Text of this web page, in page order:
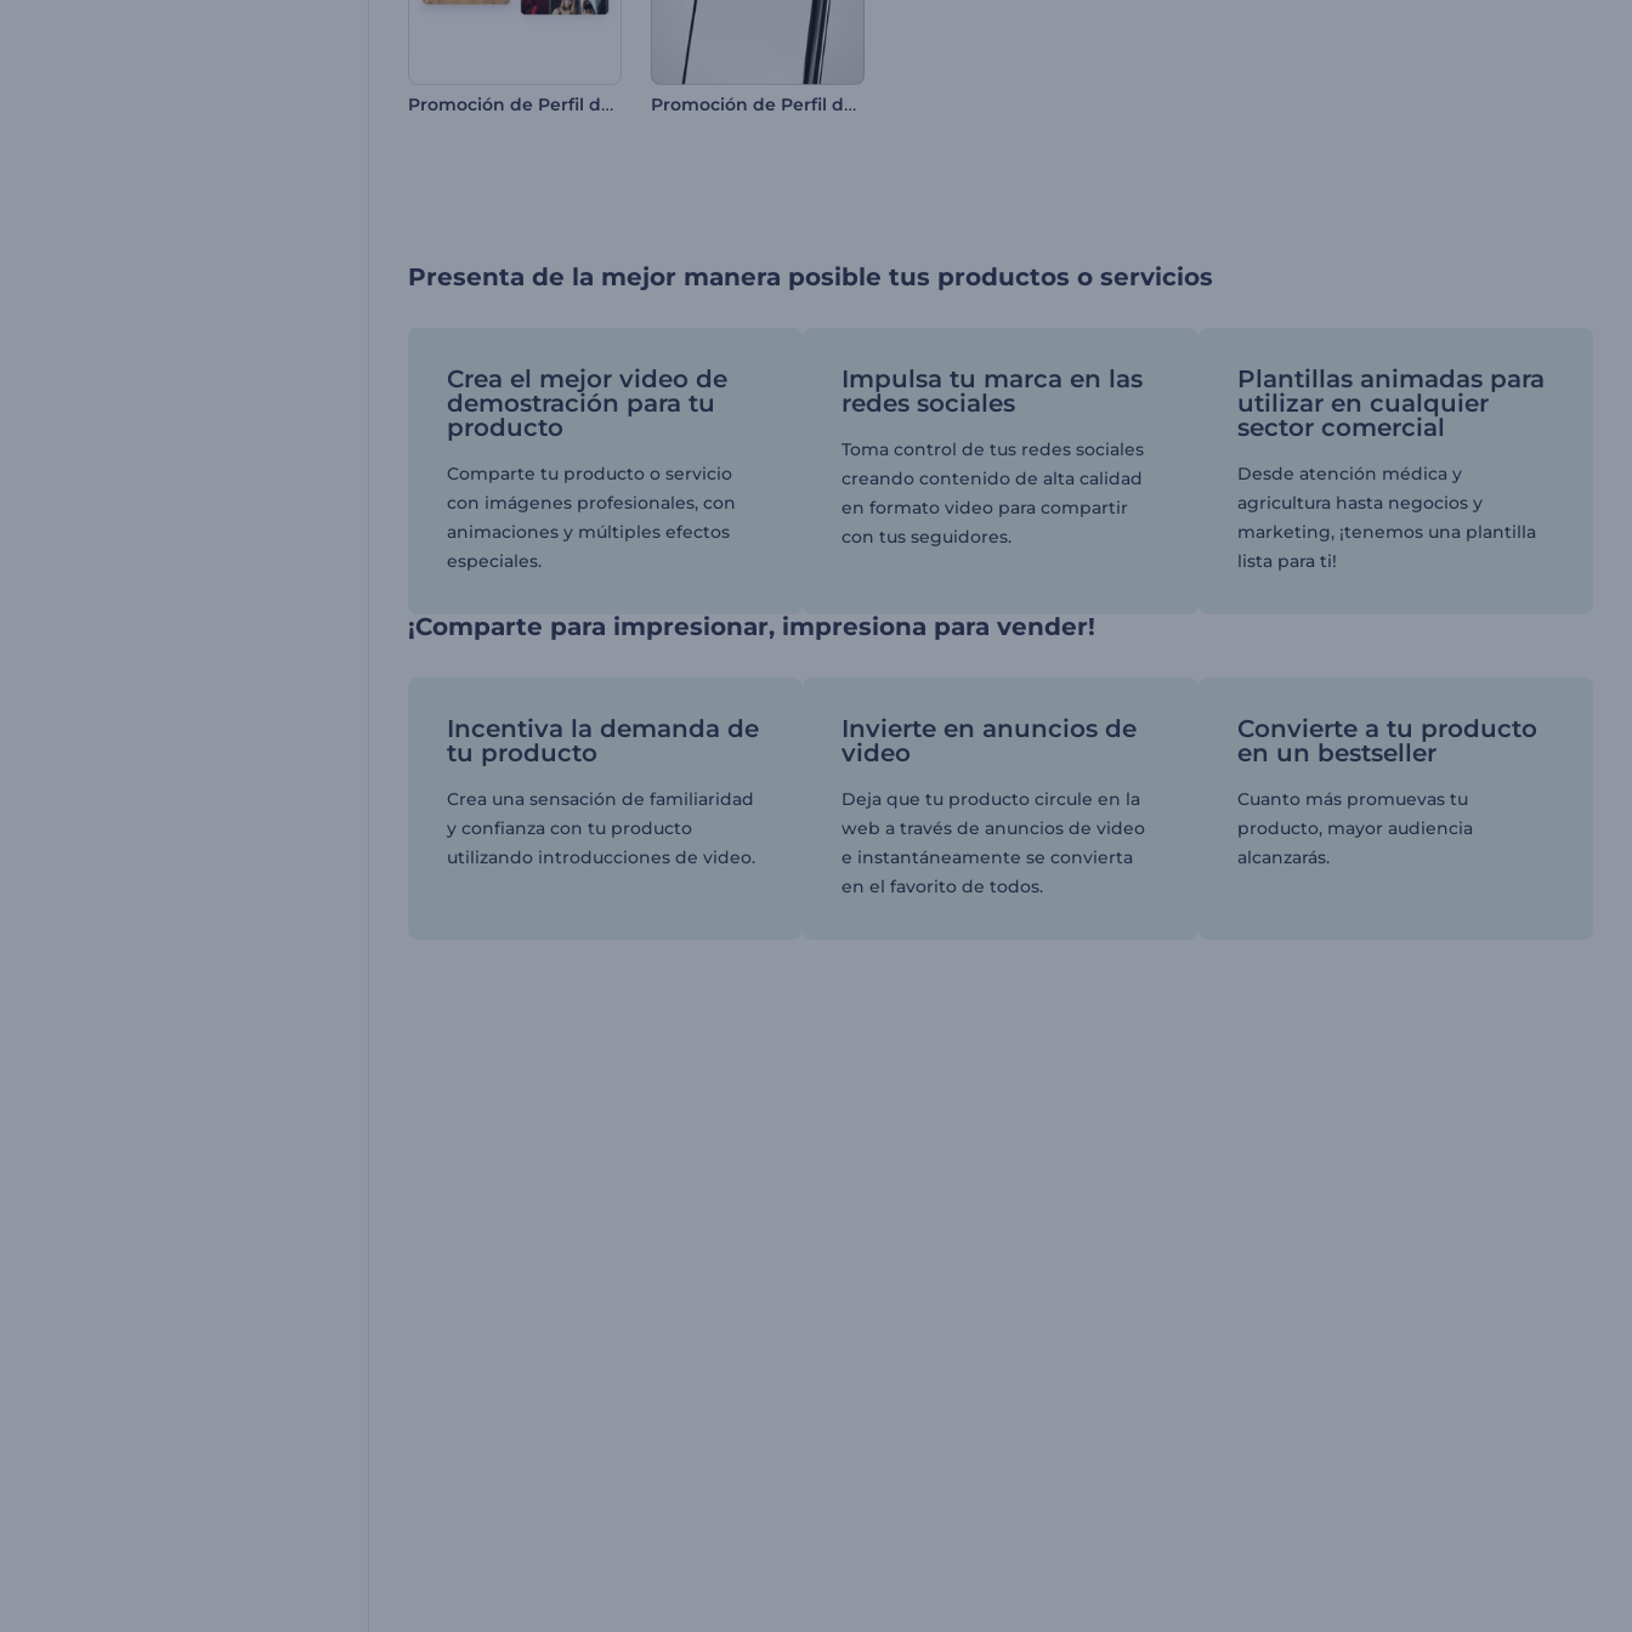
Promoción de Perfil de TikTok Promoción de Perfil de Instagram
Presenta de la mejor manera posible tus productos o servicios
Crea el mejor video de
demostración para tu
producto
Comparte tu producto o servicio
con imágenes profesionales, con
animaciones y múltiples efectos
especiales.
Impulsa tu marca en las
redes sociales
Toma control de tus redes sociales
creando contenido de alta calidad
en formato video para compartir
con tus seguidores.
Plantillas animadas para
utilizar en cualquier
sector comercial
Desde atención médica y
agricultura hasta negocios y
marketing, ¡tenemos una plantilla
lista para ti!
¡Comparte para impresionar, impresiona para vender!
Incentiva la demanda de
tu producto
Crea una sensación de familiaridad
y confianza con tu producto
utilizando introducciones de video.
Invierte en anuncios de
video
Deja que tu producto circule en la
web a través de anuncios de video
e instantáneamente se convierta
en el favorito de todos.
Convierte a tu producto
en un bestseller
Cuanto más promuevas tu
producto, mayor audiencia
alcanzarás.